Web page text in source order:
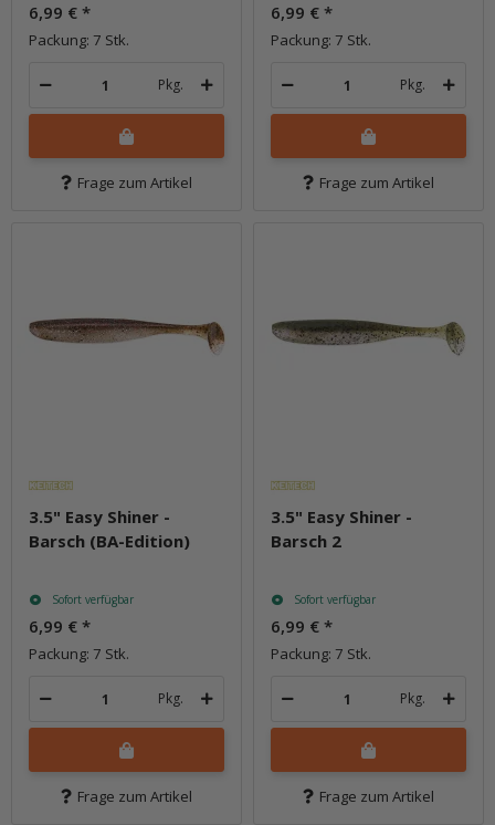
6,99 € *
Packung: 7 Stk.
Pkg.
Frage zum Artikel
6,99 € *
Packung: 7 Stk.
Pkg.
Frage zum Artikel
3.5" Easy Shiner -
Barsch (BA-Edition)
Sofort verfügbar
6,99 € *
Packung: 7 Stk.
Pkg.
Frage zum Artikel
3.5" Easy Shiner -
Barsch 2
Sofort verfügbar
6,99 € *
Packung: 7 Stk.
Pkg.
Frage zum Artikel